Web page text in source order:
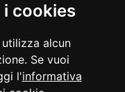
i cookies
alcun
Se vuoi
l'informativa